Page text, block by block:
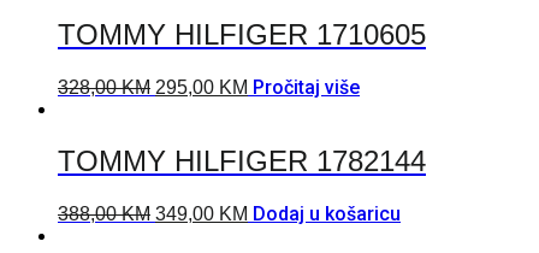
TOMMY HILFIGER 1710605
328,00KM 295,00 KM Pročitaj više
TOMMY HILFIGER 1782144
388,00KM 349,00 KM Dodaj u košaricu